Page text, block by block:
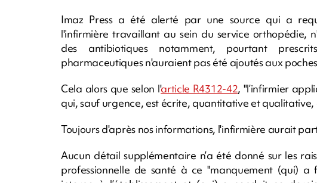
Imaz Press a été alerté par une source qui a
l'infirmière travaillant au sein du service orthopédie,
des antibiotiques notamment, pourtant
pharmaceutiques n'auraient pas été ajoutés aux
Cela alors que selon l'article R4312-42, "l’infirmier
qui, sauf urgence, est écrite, quantitative et qualitative,
Toujours d'après nos informations, l'infirmière aurait
Aucun détail supplémentaire n’a été donné sur les
professionnelle de santé à ce "manquement (qui) a